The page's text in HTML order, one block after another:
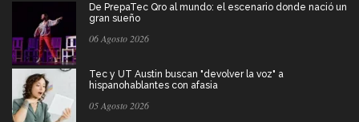
De PrepaTec Qro al mundo: el escenario donde nació un
gran sueño
06 Agosto 2026
Tec y UT Austin buscan "devolver la voz" a
hispanohablantes con afasia
05 Agosto 2026